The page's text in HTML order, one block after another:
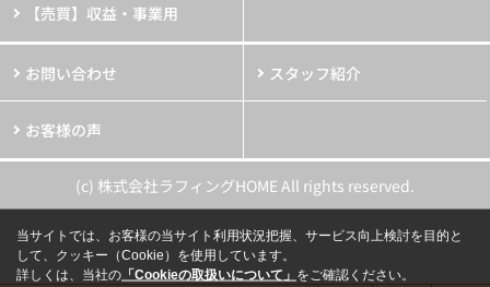
【売買】収益・事業用
お問い合わせ スタッフ紹介
お客様の声
(c) 株式会社ラフィングHOME All rights reserved.
当サイトでは、お客様の当サイト利用状況把握、サービス向上検討を目的と
して、クッキー（Cookie）を使用しています。
詳しくは、当社の 「Cookieの取扱いについて」 をご確認ください。